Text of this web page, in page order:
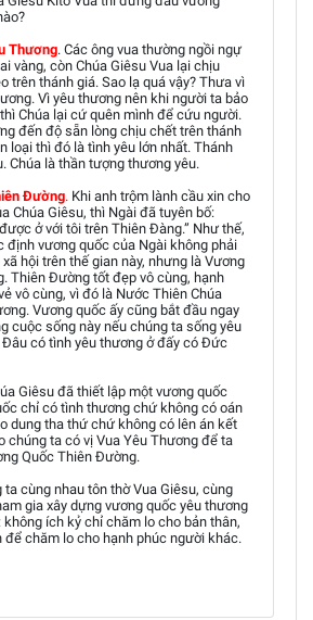
Thương. Các ông vua thường ngồi ngự
vàng, còn Chúa Giêsu Vua lại chịu
trên thánh giá. Sao lạ quá vậy? Thưa vì
Vì yêu thương nên khi người ta bảo
Chúa lại cứ quên mình để cứu người.
đến độ sẵn lòng chịu chết trên thánh
loại thì đó là tình yêu lớn nhất. Thánh
Chúa là thần tượng thương yêu.
Đường. Khi anh trộm lành cầu xin cho
Chúa Giêsu, thì Ngài đã tuyên bố:
ở với tôi trên Thiên Đàng.” Như thế,
định vương quốc của Ngài không phải
hội trên thế gian này, nhưng là Vương
Thiên Đường tốt đẹp vô cùng, hạnh
vô cùng, vì đó là Nước Thiên Chúa
Vương quốc ấy cũng bắt đầu ngay
cuộc sống này nếu chúng ta sống yêu
có tình yêu thương ở đấy có Đức
Giêsu đã thiết lập một vương quốc
chỉ có tình thương chứ không có oán
dung tha thứ chứ không có lên án kết
chúng ta có vị Vua Yêu Thương để ta
Quốc Thiên Đường.
cùng nhau tôn thờ Vua Giêsu, cùng
gia xây dựng vương quốc yêu thương
không ích kỷ chỉ chăm lo cho bản thân,
để chăm lo cho hạnh phúc người khác.